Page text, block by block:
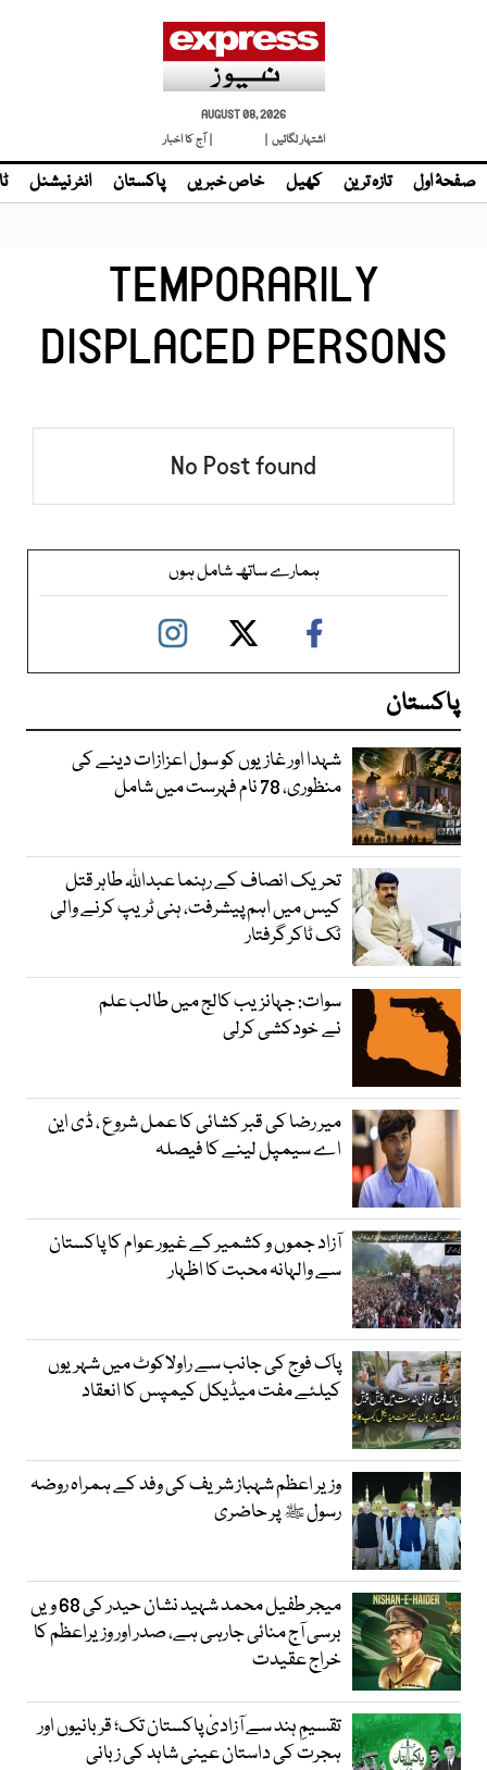
AUGUST 08, 2026
اشتہار لگائیں |
| آج کا اخبار
صفحۂ اول تازہ ترین کھیل خاص خبریں پاکستان انٹر نیشنل
TEMPORARILY
DISPLACED PERSONS
No Post found
ہمارے ساتھ شامل ہوں
پاکستان
شہدا اور غازیوں کو سول اعزازات دینے کی
منظوری، 78 نام فہرست میں شامل
تحریک انصاف کے رہنما عبداللہ طاہر قتل
کیس میں اہم پیشرفت، ہنی ٹریپ کرنے والی
ٹک ٹاکر گرفتار
سوات: جہانزیب کالج میں طالب علم
نے خودکشی کرلی
میر رضا کی قبر کشائی کا عمل شروع ، ڈی این
اے سیمپل لینے کا فیصلہ
آزاد جموں و کشمیر کے غیور عوام کا پاکستان
سے والہانہ محبت کا اظہار
پاک فوج کی جانب سے راولاکوٹ میں شہریوں
کیلئے مفت میڈیکل کیمپس کا انعقاد
وزیر اعظم شہباز شریف کی وفد کے ہمراہ روضہ
رسول ﷺ پر حاضری
میجر طفیل محمد شہید نشان حیدر کی 68 ویں
برسی آج منائی جارہی ہے، صدر اور وزیراعظم کا
خراج عقیدت
تقسیمِ ہند سے آزادیٔ پاکستان تک؛ قربانیوں اور
ہجرت کی داستان عینی شاہد کی زبانی